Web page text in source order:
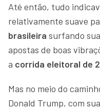
Até então, tudo
relativamente suave
brasileira surfando
apostas de boas
a corrida eleitoral de
Mas no meio do
Donald Trump, com